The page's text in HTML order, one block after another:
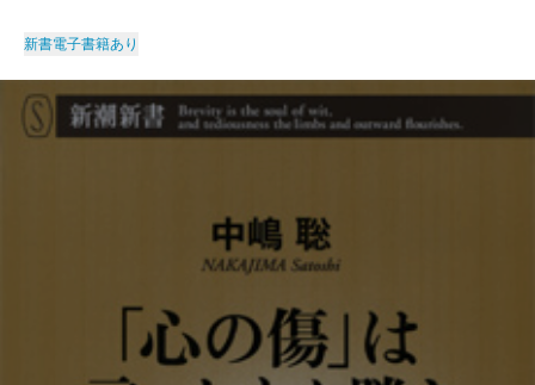
新書電子書籍あり